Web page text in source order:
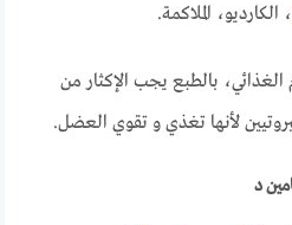
، الكارديو، الملاكمة.
الغذائي، بالطبع يجب الإكثار من
لأنها تغذي و تقوي العضل.
د